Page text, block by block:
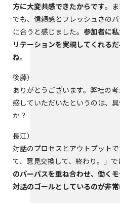
方に大変共感できたからです。
でも、信頼感とフレッシュさの
に合うと感じました。 参加者に
リテーションを実現してくれる
ね。
後藤
ありがとうございます。弊社の
感していただいたというのは、
か？
長江
対話のプロセスとアウトプット
て、意見交換して、終わり。」で
のパーパスを重ね合わせ、働く
対話のゴールとしているのが非